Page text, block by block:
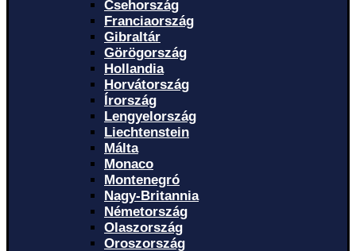
Csehország
Franciaország
Gibraltár
Görögország
Hollandia
Horvátország
Írország
Lengyelország
Liechtenstein
Málta
Monaco
Montenegró
Nagy-Britannia
Németország
Olaszország
Oroszország